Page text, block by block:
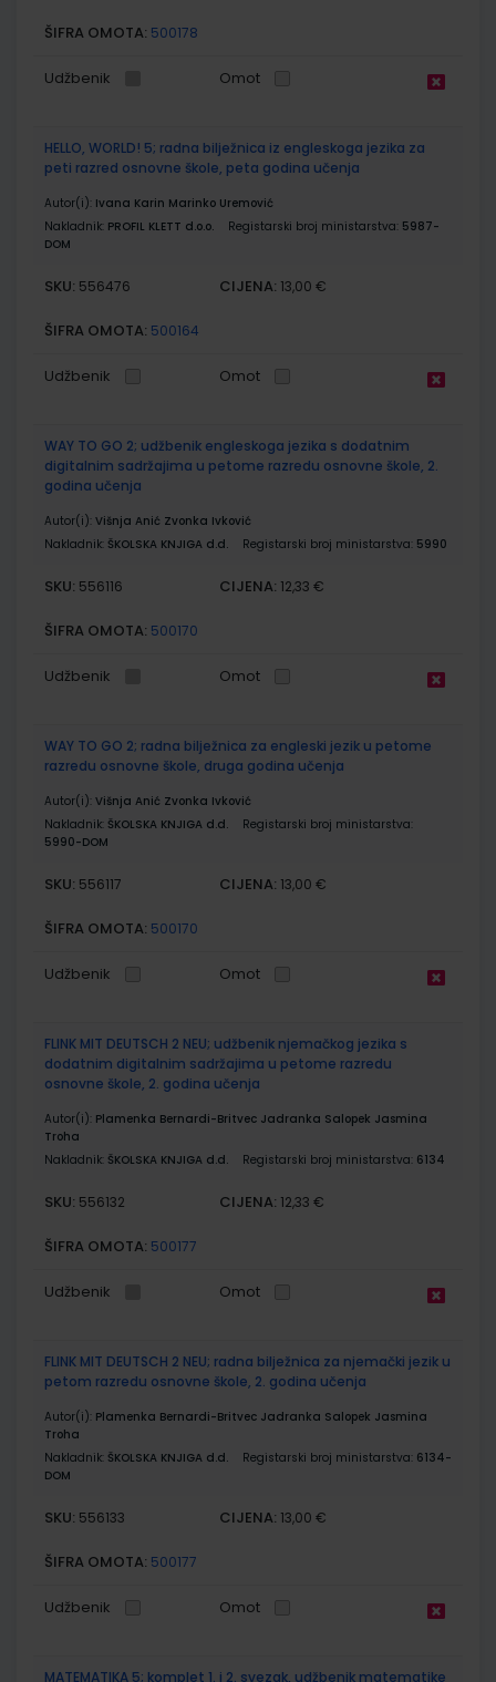
ŠIFRA OMOTA: 500178
Udžbenik Omot
HELLO, WORLD! 5; radna bilježnica iz engleskoga jezika za
peti razred osnovne škole, peta godina učenja
Autor(i): Ivana Karin Marinko Uremović
Nakladnik: PROFIL KLETT d.o.o. Registarski broj ministarstva: 5987-
DOM
SKU: 556476 CIJENA: 13,00 €
ŠIFRA OMOTA: 500164
Udžbenik Omot
WAY TO GO 2; udžbenik engleskoga jezika s dodatnim
digitalnim sadržajima u petome razredu osnovne škole, 2.
godina učenja
Autor(i): Višnja Anić Zvonka Ivković
Nakladnik: ŠKOLSKA KNJIGA d.d. Registarski broj ministarstva: 5990
SKU: 556116 CIJENA: 12,33 €
ŠIFRA OMOTA: 500170
Udžbenik Omot
WAY TO GO 2; radna bilježnica za engleski jezik u petome
razredu osnovne škole, druga godina učenja
Autor(i): Višnja Anić Zvonka Ivković
Nakladnik: ŠKOLSKA KNJIGA d.d.
Registarski broj ministarstva:
5990-DOM
SKU: 556117 CIJENA: 13,00 €
ŠIFRA OMOTA: 500170
Udžbenik Omot
FLINK MIT DEUTSCH 2 NEU; udžbenik njemačkog jezika s
dodatnim digitalnim sadržajima u petome razredu
osnovne škole, 2. godina učenja
Autor(i): Plamenka Bernardi-Britvec Jadranka Salopek Jasmina
Troha
Nakladnik: ŠKOLSKA KNJIGA d.d. Registarski broj ministarstva: 6134
SKU: 556132 CIJENA: 12,33 €
ŠIFRA OMOTA: 500177
Udžbenik Omot
FLINK MIT DEUTSCH 2 NEU; radna bilježnica za njemački jezik u
petom razredu osnovne škole, 2. godina učenja
Autor(i): Plamenka Bernardi-Britvec Jadranka Salopek Jasmina
Troha
Nakladnik: ŠKOLSKA KNJIGA d.d. Registarski broj ministarstva: 6134-
DOM
SKU: 556133 CIJENA: 13,00 €
ŠIFRA OMOTA: 500177
Udžbenik Omot
MATEMATIKA 5; komplet 1. i 2. svezak, udžbenik matematike